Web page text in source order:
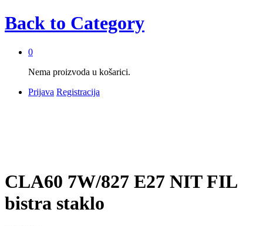
Back to Category
0
Nema proizvoda u košarici.
Prijava Registracija
CLA60 7W/827 E27 NIT FIL
bistra staklo